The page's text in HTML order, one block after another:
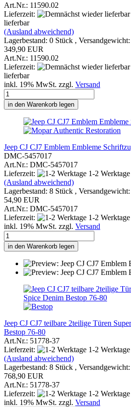
Art.Nr.: 11590.02
Lieferzeit:
lieferbar
(Ausland abweichend)
Lagerbestand: 0 Stück , Versandgewicht:
349,90 EUR
Art.Nr.: 11590.02
Lieferzeit:
lieferbar
inkl. 19% MwSt. zzgl. Versand
in den Warenkorb legen
Jeep CJ CJ7 Emblem Embleme
DMC-5457017
Art.Nr.: DMC-5457017
Lieferzeit:
1-2 Werktage
(Ausland abweichend)
Lagerbestand: 8 Stück , Versandgewicht:
54,90 EUR
Art.Nr.: DMC-5457017
Lieferzeit:
1-2 Werktage
inkl. 19% MwSt. zzgl. Versand
in den Warenkorb legen
Jeep CJ CJ7 teilbare 2teilige Türen
Bestop 76-80
Art.Nr.: 51778-37
Lieferzeit:
1-2 Werktage
(Ausland abweichend)
Lagerbestand: 8 Stück , Versandgewicht:
768,90 EUR
Art.Nr.: 51778-37
Lieferzeit:
1-2 Werktage
inkl. 19% MwSt. zzgl. Versand